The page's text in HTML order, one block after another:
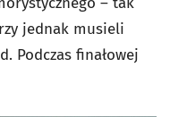
jednak musieli
Podczas finałowej